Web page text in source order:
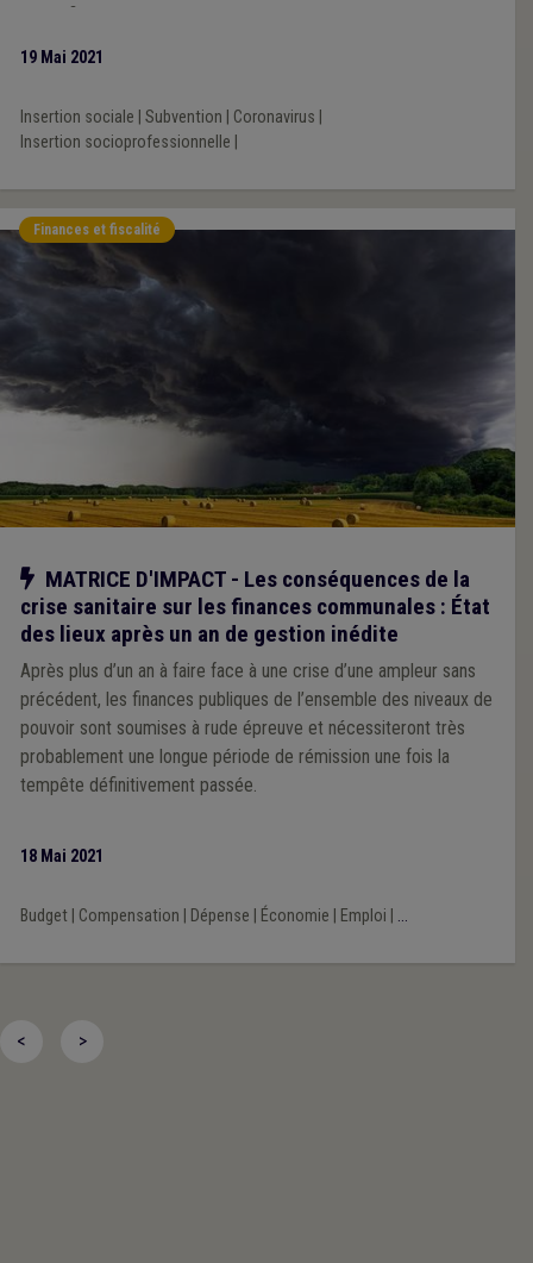
19 Mai 2021
Insertion sociale Subvention Coronavirus
Insertion socioprofessionnelle
Finances et fiscalité
Notre action
MATRICE D'IMPACT - Les conséquences de la
crise sanitaire sur les finances communales : État
des lieux après un an de gestion inédite
Après plus d’un an à faire face à une crise d’une ampleur sans
précédent, les finances publiques de l’ensemble des niveaux de
pouvoir sont soumises à rude épreuve et nécessiteront très
probablement une longue période de rémission une fois la
tempête définitivement passée.
18 Mai 2021
Budget| Compensation Dépense Économie Emploi ...
< >